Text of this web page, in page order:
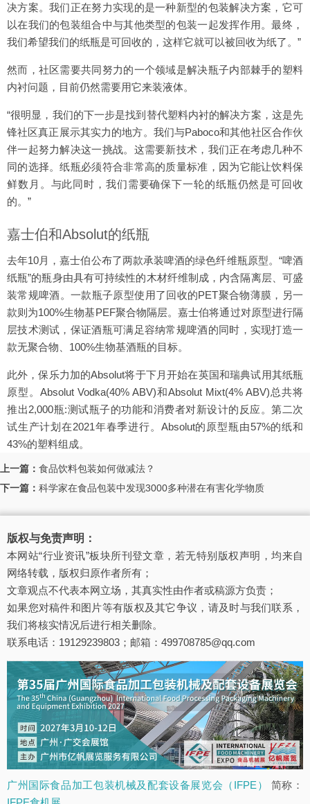
决方案。我们正在努力实现的是一种新型的包装解决方案，它可
以在我们的包装组合中与其他类型的包装一起发挥作用。最终，
我们希望我们的纸瓶是可回收的，这样它就可以被回收为纸了。”
然而，社区需要共同努力的一个领域是解决瓶子内部棘手的塑料
内衬问题，目前仍然需要用它来装液体。
“很明显，我们的下一步是找到替代塑料内衬的解决方案，这是先
锋社区真正展示其实力的地方。我们与Paboco和其他社区合作伙
伴一起努力解决这一挑战。这需要新技术，我们正在考虑几种不
同的选择。纸瓶必须符合非常高的质量标准，因为它能让饮料保
鲜数月。与此同时，我们需要确保下一轮的纸瓶仍然是可回收
的。”
嘉士伯和Absolut的纸瓶
去年10月，嘉士伯公布了两款承装啤酒的绿色纤维瓶原型。“啤酒
纸瓶”的瓶身由具有可持续性的木材纤维制成，内含隔离层、可盛
装常规啤酒。一款瓶子原型使用了回收的PET聚合物薄膜，另一
款则为100%生物基PEF聚合物隔层。嘉士伯将通过对原型进行隔
层技术测试，保证酒瓶可满足容纳常规啤酒的同时，实现打造一
款无聚合物、100%生物基酒瓶的目标。
此外，保乐力加的Absolut将于下月开始在英国和瑞典试用其纸瓶
原型。Absolut Vodka(40% ABV)和Absolut Mixt(4% ABV)总共将
推出2,000瓶:测试瓶子的功能和消费者对新设计的反应。第二次
试生产计划在2021年春季进行。Absolut的原型瓶由57%的纸和
43%的塑料组成。
上一篇： 食品饮料包装如何做减法？
下一篇： 科学家在食品包装中发现3000多种潜在有害化学物质
版权与免责声明：
本网站“行业资讯”板块所刊登文章，若无特别版权声明，均来自
网络转载，版权归原作者所有；
文章观点不代表本网立场，其真实性由作者或稿源方负责；
如果您对稿件和图片等有版权及其它争议，请及时与我们联系，
我们将核实情况后进行相关删除。
联系电话：19129239803；邮箱：499708785@qq.com
广州国际食品加工包装机械及配套设备展览会（IFPE）
简称：